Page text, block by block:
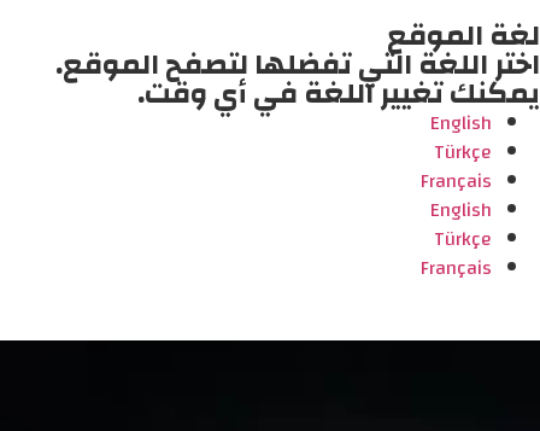
لغة الموقع
اختر اللغة التي تفضلها لتصفح الموقع.
يمكنك تغيير اللغة في أي وقت.
English
Türkçe
Français
English
Türkçe
Français